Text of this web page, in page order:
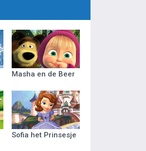
Masha en de Beer
Sofia het Prinsesje